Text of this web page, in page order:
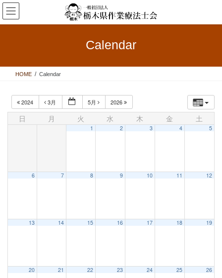
コ
ン
テ
ス
ナ
ビ
ゲ
ン
Calendar
HOME Calendar
2024 3月 5月 2026
日 月 火 水 木 金 土
1 2 3 4 5
6 7 8 9 10 11 12
13 14 15 16 17 18 19
20 21 22 23 24 25 26